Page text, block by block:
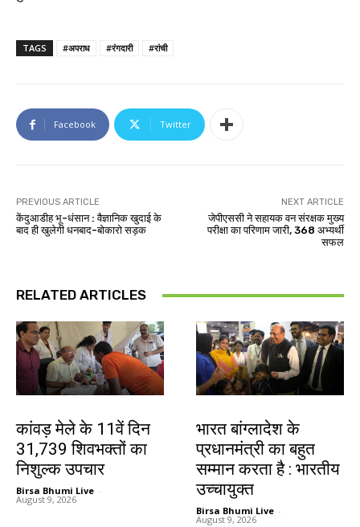
TAGS #अपराध #रंगदारी #रांची
Facebook Twitter
PREVIOUS ARTICLE
केंदुआडीह भू-धंसान : वैज्ञानिक खुदाई के
बाद ही खुलेगी धनबाद-बोकारो सड़क
NEXT ARTICLE
जेपीएससी ने सहायक वन संरक्षक मुख्य
परीक्षा का परिणाम जारी, 368 अभ्यर्थी
सफल
RELATED ARTICLES
कांवड़ मेले के 11वें दिन
31,739 शिवभक्तों का
निशुल्क उपचार
Birsa Bhumi Live -
August 9, 2026
भारत बांग्लादेश के
प्रधानमंत्री का बहुत
सम्मान करता है : भारतीय
उच्चायुक्त
Birsa Bhumi Live -
August 9, 2026